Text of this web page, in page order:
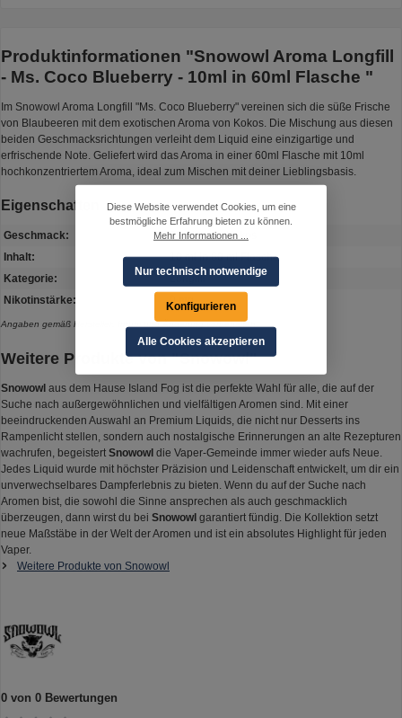
Produktinformationen "Snowowl Aroma Longfill
- Ms. Coco Blueberry - 10ml in 60ml Flasche "
Im Snowowl Aroma Longfill "Ms. Coco Blueberry" vereinen sich die süße Frische
von Blaubeeren mit dem exotischen Aroma von Kokos. Die Mischung aus diesen
beiden Geschmacksrichtungen verleiht dem Liquid eine einzigartige und
erfrischende Note. Geliefert wird das Aroma in einer 60ml Flasche mit 10ml
hochkonzentriertem Aroma, ideal zum Mischen mit deiner Lieblingsbasis.
Eigenschaften
Geschmack:
Blaubeere, Kokos
Inhalt:
10 ml in 60 ml Flasche
Kategorie:
Longfill
Nikotinstärke:
0 mg
Angaben gemäß Hersteller. Irrtum und Änderung vorbehalten.
Weitere Produkte von "Snowowl"
Snowowl aus dem Hause Island Fog ist die perfekte Wahl für alle, die auf der
Suche nach außergewöhnlichen und vielfältigen Aromen sind. Mit einer
beeindruckenden Auswahl an Premium Liquids, die nicht nur Desserts ins
Rampenlicht stellen, sondern auch nostalgische Erinnerungen an alte Rezepturen
wachrufen, begeistert Snowowl die Vaper-Gemeinde immer wieder aufs Neue.
Jedes Liquid wurde mit höchster Präzision und Leidenschaft entwickelt, um dir ein
unverwechselbares Dampferlebnis zu bieten. Wenn du auf der Suche nach
Aromen bist, die sowohl die Sinne ansprechen als auch geschmacklich
überzeugen, dann wirst du bei Snowowl garantiert fündig. Die Kollektion setzt
neue Maßstäbe in der Welt der Aromen und ist ein absolutes Highlight für jeden
Vaper.
Weitere Produkte von Snowowl
0 von 0 Bewertungen
Diese Website verwendet Cookies, um eine
bestmögliche Erfahrung bieten zu können.
Mehr Informationen ...
Nur technisch notwendige
Konfigurieren
Alle Cookies akzeptieren